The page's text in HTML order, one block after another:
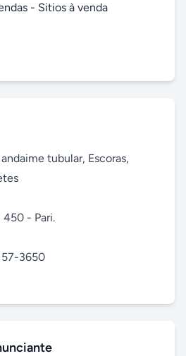
- Sitios à venda
tubular, Escoras,
- Pari.
3650